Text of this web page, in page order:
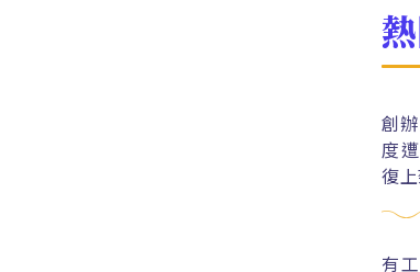
創
度
復
有